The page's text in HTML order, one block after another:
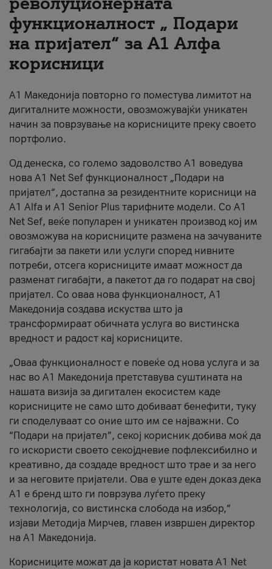
За нас
#ПодобарОнлајн
функционалност „ Подари
на пријател“ за А1 Алфа
корисници
А1 Македонија повторно го поместува лимитот на
дигиталните можности, овозможувајќи уникатен
начин за поврзување на корисниците преку своето
портфолио.
Од денеска, со големо задоволство А1 воведува
нова A1 Net Sef функционалност „Подари на
пријател“, достапна за резидентните корисници на
А1 Alfa и A1 Senior Plus тарифните модели. Со A1
Net Sef, веќе популарен и уникатен производ кој им
овозможува на корисниците размена на зачуваните
гигабајти за пакети или услуги според нивните
потреби, отсега корисниците имаат можност да
разменат гигабајти, а пакетот да го подарат на свој
пријател. Со оваа нова функционалност, А1
Македонија создава искуства што ја
трансформираат обичната услуга во вистинска
вредност и радост кај корисниците.
„Оваа функционалност е повеќе од нова услуга и за
нас во А1 Македонија претставува суштината на
нашата визија за дигитален екосистем каде
корисниците не само што добиваат бенефити, туку
ги споделуваат со оние што им се најважни. Со
“Подари на пријател”, секој корисник добива моќ да
го искористи своето секојдневие пофлексибилно и
креативно, да создаде вредност што трае и за него
и за неговите пријатели. Ова е уште еден доказ дека
А1 е бренд што ги поврзува луѓето преку
технологија, со вистинска слобода на избор,“
изјави Методија Мирчев, главен извршен директор
на А1 Македонија.
Корисниците можат да ја користат новата А1 Net